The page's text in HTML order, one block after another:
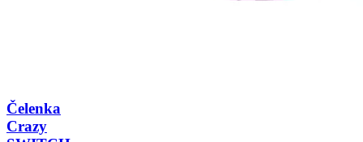
Čelenka
Crazy